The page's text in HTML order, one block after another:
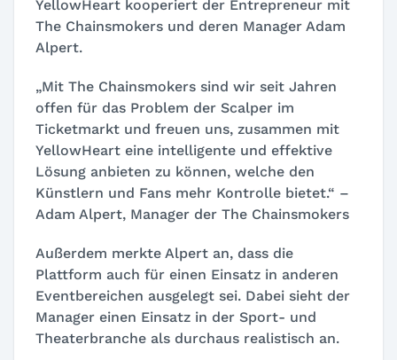
YellowHeart kooperiert der Entrepreneur mit
The Chainsmokers und deren Manager Adam
Alpert.
„Mit The Chainsmokers sind wir seit Jahren
offen für das Problem der Scalper im
Ticketmarkt und freuen uns, zusammen mit
YellowHeart eine intelligente und effektive
Lösung anbieten zu können, welche den
Künstlern und Fans mehr Kontrolle bietet.“ –
Adam Alpert, Manager der The Chainsmokers
Außerdem merkte Alpert an, dass die
Plattform auch für einen Einsatz in anderen
Eventbereichen ausgelegt sei. Dabei sieht der
Manager einen Einsatz in der Sport- und
Theaterbranche als durchaus realistisch an.